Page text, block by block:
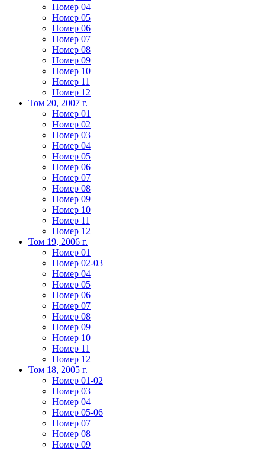
Номер 04
Номер 05
Номер 06
Номер 07
Номер 08
Номер 09
Номер 10
Номер 11
Номер 12
Том 20, 2007 г.
Номер 01
Номер 02
Номер 03
Номер 04
Номер 05
Номер 06
Номер 07
Номер 08
Номер 09
Номер 10
Номер 11
Номер 12
Том 19, 2006 г.
Номер 01
Номер 02-03
Номер 04
Номер 05
Номер 06
Номер 07
Номер 08
Номер 09
Номер 10
Номер 11
Номер 12
Том 18, 2005 г.
Номер 01-02
Номер 03
Номер 04
Номер 05-06
Номер 07
Номер 08
Номер 09